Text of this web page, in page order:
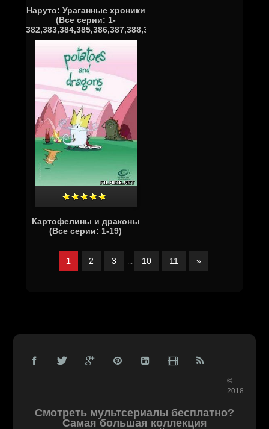
Наруто: Ураганные хроники
(Все серии: 1-
382,383,384,385,386,387,388,389,390)
Картофелины и драконы
(Все серии: 1-19)
1 2 3 ... 10 11 »
©
2018
Смотреть мультсериалы бесплатно?
Самая большая коллекция